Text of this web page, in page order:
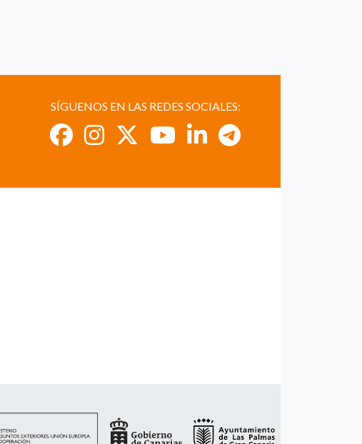
SÍGUENOS EN LAS REDES SOCIALES: